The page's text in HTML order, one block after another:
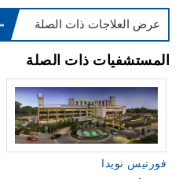
عرض العلاجات ذات الصلة
المستشفيات ذات الصلة
فورتيس نويدا